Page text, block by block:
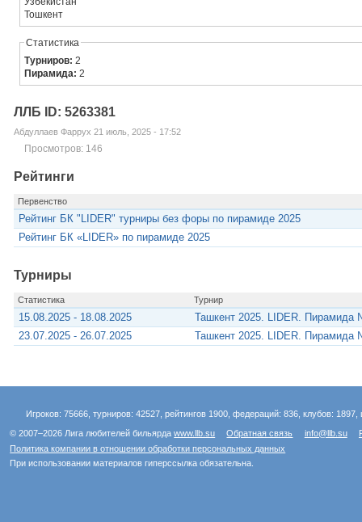
Тошкент
Статистика
Турниров:2
Пирамида:2
ЛЛБ ID: 5263381
Абдуллаев Фаррух 21 июль, 2025 - 17:52
Просмотров: 146
Рейтинги
Первенство
Рейтинг БК "LIDER" турниры без форы по пирамиде 2025
Рейтинг БК «LIDER» по пирамиде 2025
Турниры
Статистика Турнир
15.08.2025 - 18.08.2025
Ташкент 2025. LIDER. Пирамида
23.07.2025 - 26.07.2025
Ташкент 2025. LIDER. Пирамида
Игроков: 75666, турниров: 42527, рейтингов 1900, федераций: 836, клубов:
© 2007–2026 Лига любителей бильярдаwww.llb.su Обратная связь info@llb.su
Политика компании в отношении обработки персональных данных
При использовании материалов гиперссылка обязательна.